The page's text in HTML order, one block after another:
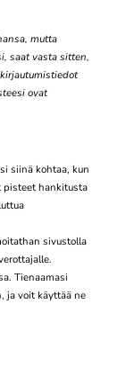
mutta
saat vasta sitten,
ovat
siinä kohtaa, kun
pisteet hankitusta
sivustolla
Tienaamasi
ja voit käyttää ne